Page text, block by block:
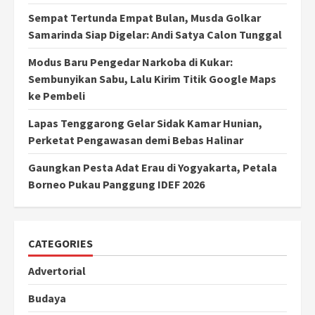
Sempat Tertunda Empat Bulan, Musda Golkar
Samarinda Siap Digelar: Andi Satya Calon Tunggal
Modus Baru Pengedar Narkoba di Kukar:
Sembunyikan Sabu, Lalu Kirim Titik Google Maps
ke Pembeli
Lapas Tenggarong Gelar Sidak Kamar Hunian,
Perketat Pengawasan demi Bebas Halinar
Gaungkan Pesta Adat Erau di Yogyakarta, Petala
Borneo Pukau Panggung IDEF 2026
CATEGORIES
Advertorial
Budaya